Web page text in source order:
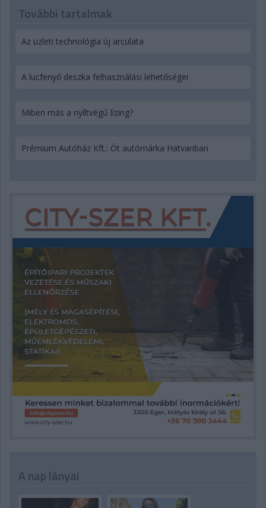
További tartalmak
Az üzleti technológia új arculata
A lucfenyő deszka felhasználási lehetőségei
Miben más a nyíltvégű lízing?
Prémium Autóház Kft.: Öt autómárka Hatvanban
A nap lányai